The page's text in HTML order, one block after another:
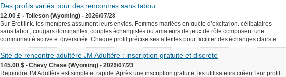
Des profils variés pour des rencontres sans tabou
12.00 £ - Tolleson (Wyoming) - 2026/07/28
Sur Erotilink, les membres assument leurs envies. Femmes mariées en quête d’excitation, célibataires
sans tabou, cougars dominantes, couples échangistes ou amateurs de jeux de rôle composent une
communauté active et diversifiée. Chaque profil précise ses attentes pour faciliter des échanges clairs e...
Site de rencontre adultère JM Adultère : inscription gratuite et discrète
145.00 $ - Chevy Chase (Wyoming) - 2026/07/23
Rejoindre JM Adultère est simple et rapide. Après une inscription gratuite, les utilisateurs créent leur profil